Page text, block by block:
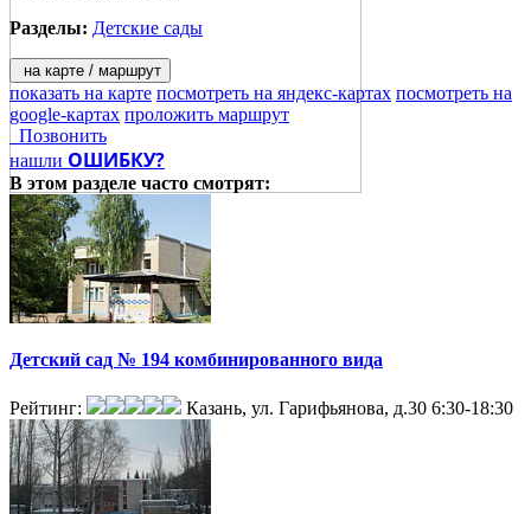
Разделы: Детские сады
на карте / маршрут
показать на карте посмотреть на яндекс-картах посмотреть на
google-картах проложить маршрут
Позвонить
нашли ОШИБКУ?
В этом разделе часто смотрят:
Детский сад № 194 комбинированного вида
Рейтинг: Казань, ул. Гарифьянова, д.30 6:30-18:30